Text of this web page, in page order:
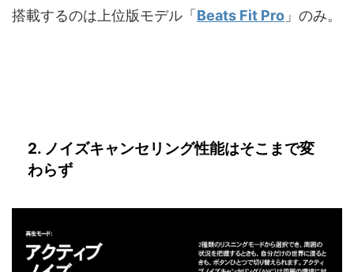
搭載するのは上位版モデル「 Beats Fit Pro 」のみ。
2. ノイズキャンセリング性能はそこまで変
わらず